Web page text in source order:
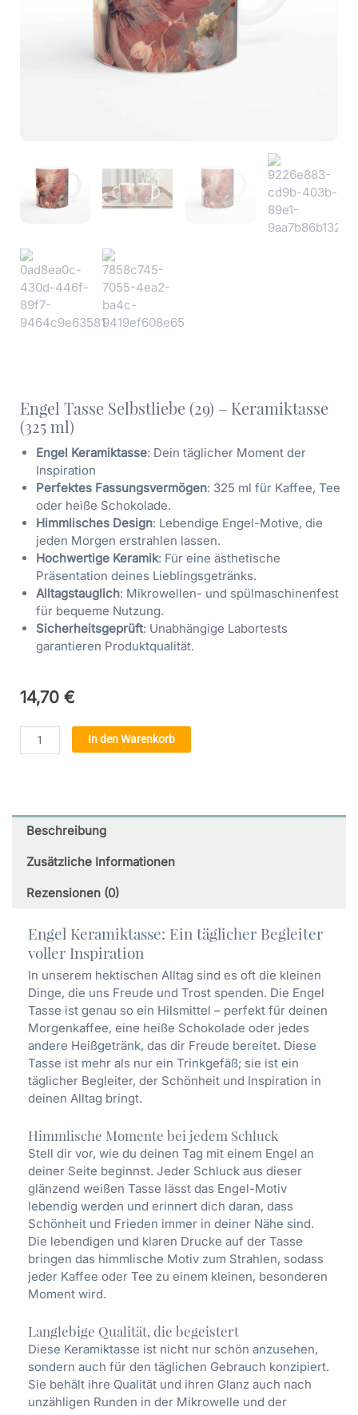
Engel Tasse Selbstliebe (29) – Keramiktasse
(325 ml)
Engel Keramiktasse: Dein täglicher Moment der
Inspiration
Perfektes Fassungsvermögen: 325 ml für Kaffee, Tee
oder heiße Schokolade.
Himmlisches Design: Lebendige Engel-Motive, die
jeden Morgen erstrahlen lassen.
Hochwertige Keramik: Für eine ästhetische
Präsentation deines Lieblingsgetränks.
Alltagstauglich: Mikrowellen- und spülmaschinenfest
für bequeme Nutzung.
Sicherheitsgeprüft: Unabhängige Labortests
garantieren Produktqualität.
14,70 €
Engel
Tasse
Keramiktasse
(325
ml)
In den Warenkorb
Beschreibung
Zusätzliche Informationen
Rezensionen (0)
Engel Keramiktasse: Ein täglicher Begleiter
voller Inspiration
In unserem hektischen Alltag sind es oft die kleinen
Dinge, die uns Freude und Trost spenden. Die Engel
Tasse ist genau so ein Hilsmittel – perfekt für deinen
Morgenkaffee, eine heiße Schokolade oder jedes
andere Heißgetränk, das dir Freude bereitet. Diese
Tasse ist mehr als nur ein Trinkgefäß; sie ist ein
täglicher Begleiter, der Schönheit und Inspiration in
deinen Alltag bringt.
Himmlische Momente bei jedem Schluck
Stell dir vor, wie du deinen Tag mit einem Engel an
deiner Seite beginnst. Jeder Schluck aus dieser
glänzend weißen Tasse lässt das Engel-Motiv
lebendig werden und erinnert dich daran, dass
Schönheit und Frieden immer in deiner Nähe sind.
Die lebendigen und klaren Drucke auf der Tasse
bringen das himmlische Motiv zum Strahlen, sodass
jeder Kaffee oder Tee zu einem kleinen, besonderen
Moment wird.
Langlebige Qualität, die begeistert
Diese Keramiktasse ist nicht nur schön anzusehen,
sondern auch für den täglichen Gebrauch konzipiert.
Sie behält ihre Qualität und ihren Glanz auch nach
unzähligen Runden in der Mikrowelle und der